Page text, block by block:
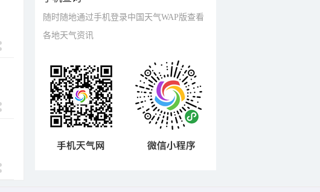
随时随地通过手机登录中国天气WAP版查看
各地天气资讯